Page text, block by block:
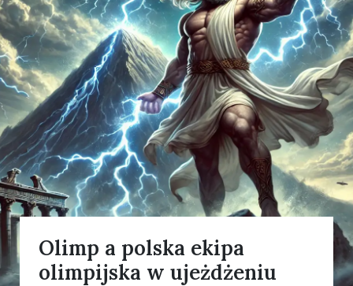
Olimp a polska ekipa
olimpijska w ujeżdżeniu